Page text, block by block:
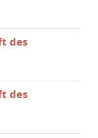
des
des